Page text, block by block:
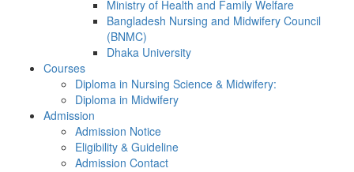
Ministry of Health and Family Welfare
Bangladesh Nursing and Midwifery Council
(BNMC)
Dhaka University
Courses
Diploma in Nursing Science & Midwifery:
Diploma in Midwifery
Admission
Admission Notice
Eligibility & Guideline
Admission Contact